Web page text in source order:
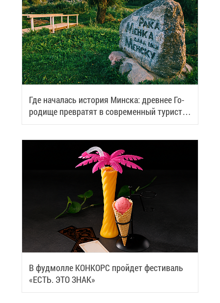
Где на­ча­лась ис­то­рия Мин­ска: древ­нее Го­
ро­ди­ще пре­вра­тят в со­вре­мен­ный ту­ри­сти­
че­ский центр
В фуд­мол­ле КОН­КОРС прой­дет фе­сти­валь
«ЕСТЬ. ЭТО ЗНАК»